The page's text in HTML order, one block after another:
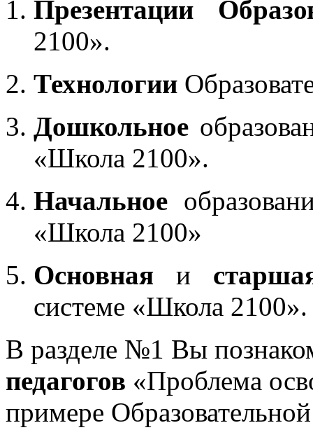
Презентации
2100».
Технологии
Дошкольное
«Школа 2100».
Начальное
«Школа 2100»
Основная и
системе «Школа 2100».
В разделе №1 Вы
педагогов «Проблема
примере